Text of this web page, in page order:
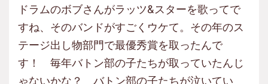
ドラムのボブさんがラッツ&スターを歌ってで
すね、そのバンドがすごくウケて。その年のス
テージ出し物部門で最優秀賞を取ったんで
す！ 毎年バトン部の子たちが取っていたんじ
ゃないかな？ バトン部の子たちが泣いてい